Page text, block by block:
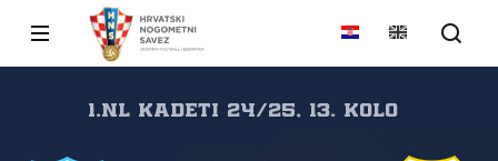
1.nl Kadeti 24/25, 13. kolo